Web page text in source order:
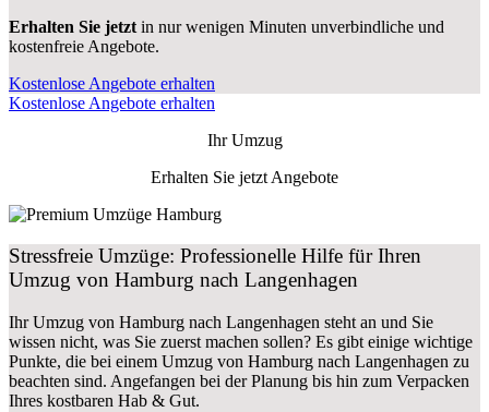
Erhalten Sie jetzt in nur wenigen Minuten unverbindliche und
kostenfreie Angebote.
Kostenlose Angebote erhalten
Kostenlose Angebote erhalten
Ihr Umzug
Erhalten Sie jetzt Angebote
Stressfreie Umzüge: Professionelle Hilfe für Ihren
Umzug von Hamburg nach Langenhagen
Ihr Umzug von Hamburg nach Langenhagen steht an und Sie
wissen nicht, was Sie zuerst machen sollen? Es gibt einige wichtige
Punkte, die bei einem Umzug von Hamburg nach Langenhagen zu
beachten sind. Angefangen bei der Planung bis hin zum Verpacken
Ihres kostbaren Hab & Gut.